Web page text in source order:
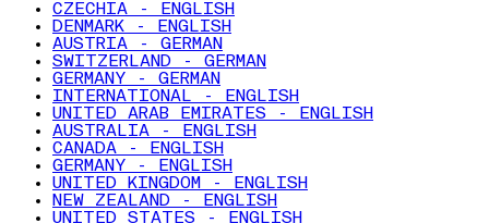
CZECHIA - ENGLISH
DENMARK - ENGLISH
AUSTRIA - GERMAN
SWITZERLAND - GERMAN
GERMANY - GERMAN
INTERNATIONAL - ENGLISH
UNITED ARAB EMIRATES - ENGLISH
AUSTRALIA - ENGLISH
CANADA - ENGLISH
GERMANY - ENGLISH
UNITED KINGDOM - ENGLISH
NEW ZEALAND - ENGLISH
UNITED STATES - ENGLISH